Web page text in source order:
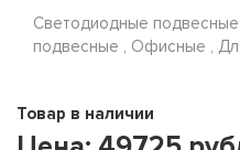
Светодиодные
подвесные , Офисные ,
Товар в наличии